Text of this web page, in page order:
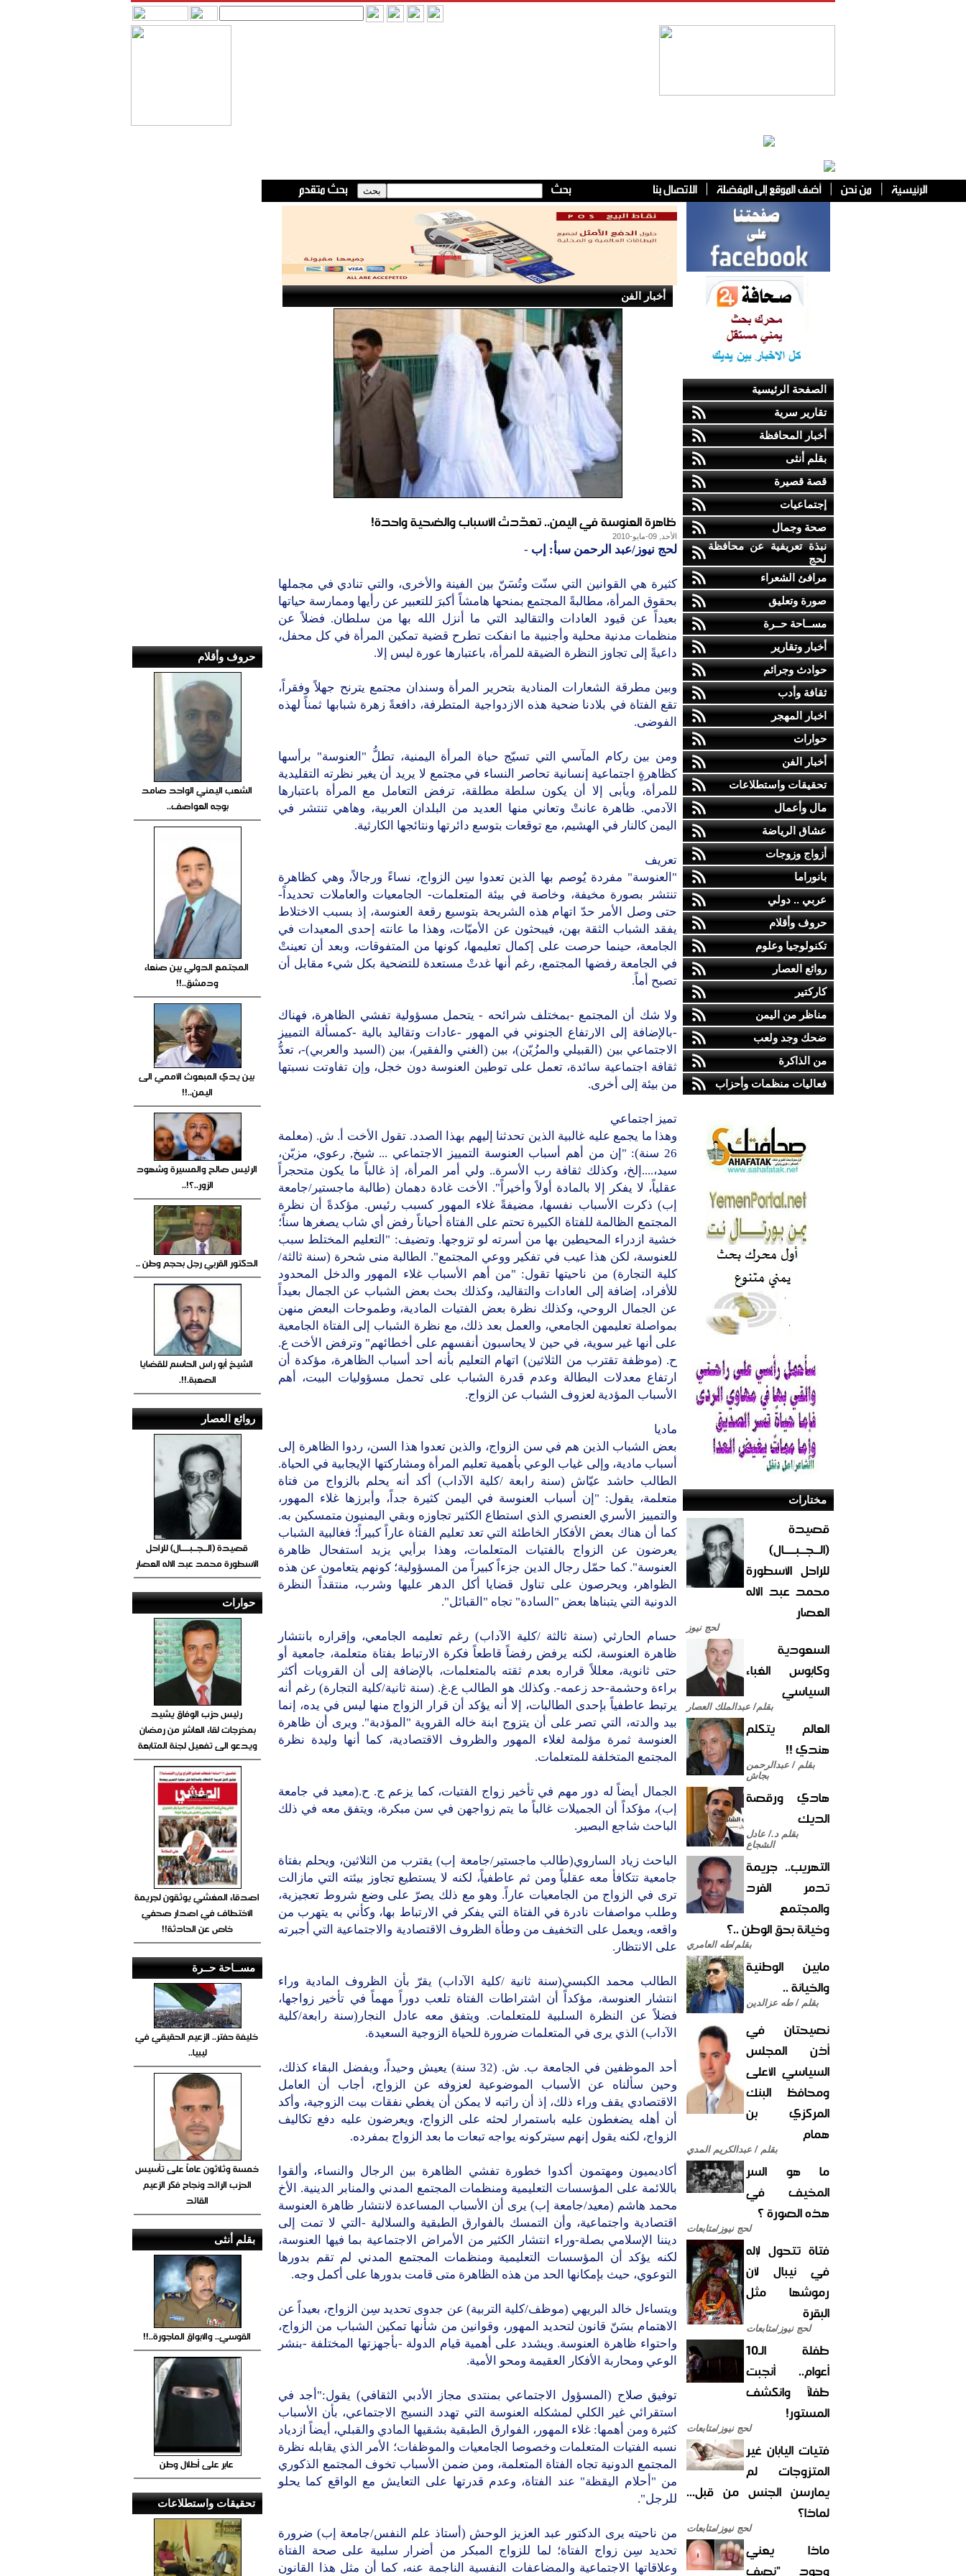
الصفحة الرئيسية
تقارير سرية
أخبار المحافظة
بقلم أنثى
قصة قصيرة
إجتماعيات
صحة وجمال
نبذة تعريفية عن محافظة
لحج
مرافئ الشعراء
صورة وتعليق
مســاحة حــرة
أخبار وتقارير
حوادث وجرائم
ثقافة وأدب
اخبار المهجر
حوارات
أخبار الفن
تحقيقات واستطلاعات
مال وأعمال
عشاق الرياضة
أزواج وزوجات
بانوراما
عربي .. دولي
حروف وأقلام
تكنولوجيا وعلوم
روائع العصار
كاركتير
مناظر من اليمن
ضحك وجد ولعب
من الذاكرة
فعاليات منظمات وأحزاب
مختارات
قصيدة
(الــجــبــــال)
للراحل الأسطورة
محمد عبد الاله
العصار
لحج نيوز
السعودية
وكابوس الغباء
السياسي
بقلم/ عبدالملك العصار
العالم يتكلم
هندي !!
بقلم / عبدالرحمن
بجاش
هادي ورقصة
الديك
بقلم د./ عادل
الشجاع
التهريب.. جريمة
تدمر الفرد
والمجتمع
وخيانة بحق الوطن ..؟
بقلم/طه العامري
مابين الوطنية
والخيانة ..
بقلم / طه عزالدين
نصيحتان في
أذن المجلس
السياسي الأعلى
ومحافظ البنك
المركزي بن
همام
بقلم / عبدالكريم المدي
ما هو السر
المخيف في
هذه الصورة ؟
لحج نيوز/متابعات
فتاة تتحول لإله
في نيبال لأن
رموشها مثل
البقرة
لحج نيوز/متابعات
طفلة الـ10
أعوام.. أنجبت
طفلاً وانكشف
المستور!
لحج نيوز/متابعات
فتيات اليابان غير
المتزوجات لم
يمارسن الجنس من قبل...
لماذا؟
لحج نيوز/متابعات
ماذا يعني
وجود "نصف
أخبار الفن
ظاهرة العنوسة في اليمن.. تعدّدتْ الأسباب والضحية واحدة!
الأحد, 09-مايو-2010
لحج نيوز/عبد الرحمن سبأ: إب -
كثيرة هي القوانين التي سنّت وتُسَنّ بين الفينة والأخرى، والتي تنادي في مجملها
بحقوق المرأة، مطالبةً المجتمع بمنحها هامشاً أكبرَ للتعبير عن رأيها وممارسة حياتها
بعيداً عن قيود العادات والتقاليد التي ما أنزل الله بها من سلطان. فضلاً عن
منظمات مدنية محلية وأجنبية ما انفكت تطرح قضية تمكين المرأة في كل محفل،
داعيةً إلى تجاوز النظرة الضيقة للمرأة، باعتبارها عورة ليس إلا.
وبين مطرقة الشعارات المنادية بتحرير المرأة وسندان مجتمع يترنح جهلاً وفقراً،
تقع الفتاة في بلادنا ضحية هذه الازدواجية المتطرفة، دافعةً زهرة شبابها ثمناً لهذه
الفوضى.
ومن بين ركام المآسي التي تسيّج حياة المرأة اليمنية، تطلُّ "العنوسة" برأسها
كظاهرةٍ اجتماعية إنسانية تحاصر النساء في مجتمع لا يريد أن يغير نظرته التقليدية
للمرأة، ويأبى إلا أن يكون سلطة مطلقة، ترفض التعامل مع المرأة باعتبارها
الآدمي. ظاهرة عانتْ وتعاني منها العديد من البلدان العربية، وهاهي تنتشر في
اليمن كالنار في الهشيم، مع توقعات بتوسع دائرتها ونتائجها الكارثية.
تعريف
"العنوسة" مفردة يُوصم بها الذين تعدوا سِن الزواج، نساءً ورجالاً، وهي كظاهرة
تنتشر بصورة مخيفة، وخاصة في بيئة المتعلمات- الجامعيات والعاملات تحديداً-
حتى وصل الأمر حدّ اتهام هذه الشريحة بتوسيع رقعة العنوسة، إذ بسبب الاختلاط
يفقد الشباب الثقة بهن، فيبحثون عن الأميّات، وهذا ما عانته إحدى المعيدات في
الجامعة، حينما حرصت على إكمال تعليمها، كونها من المتفوقات، وبعد أن تعينتْ
في الجامعة رفضها المجتمع، رغم أنها غدتْ مستعدة للتضحية بكل شيء مقابل أن
تصبح أماً.
ولا شك أن المجتمع -بمختلف شرائحه - يتحمل مسؤولية تفشي الظاهرة، فهناك
-بالإضافة إلى الارتفاع الجنوني في المهور -عادات وتقاليد بالية -كمسألة التمييز
الاجتماعي بين (القبيلي والمزُيّن)، بين (الغني والفقير)، بين (السيد والعربي)-، تعدُّ
ثقافة اجتماعية سائدة، تعمل على توطين العنوسة دون خجل، وإن تفاوتت نسبتها
من بيئة إلى أخرى.
تميز اجتماعي
وهذا ما يجمع عليه غالبية الذين تحدثنا إليهم بهذا الصدد. تقول الأخت أ. ش. (معلمة
26 سنة): "إن من أهم أسباب العنوسة التمييز الاجتماعي ... شيخ, رعوي، مزيّن،
سيد،....إلخ، وكذلك ثقافة رب الأسرة.. ولي أمر المرأة، إذ غالباً ما يكون متحجراً
عقلياً، لا يفكر إلا بالمادة أولاً وأخيراً". الأخت غادة دهمان (طالبة ماجستير/جامعة
إب) ذكرت الأسباب نفسها، مضيفةً غلاء المهور كسبب رئيس. مؤكدةً أن نظرة
المجتمع الظالمة للفتاة الكبيرة تحتم على الفتاة أحياناً رفض أي شاب يصغرها سناً؛
خشية ازدراء المحيطين بها من أسرته لو تزوجها. وتضيف: "التعليم المختلط سبب
للعنوسة، لكن هذا عيب في تفكير ووعي المجتمع". الطالبة منى شحرة (سنة ثالثة/
كلية التجارة) من ناحيتها تقول: "من أهم الأسباب غلاء المهور والدخل المحدود
للأفراد، إضافة إلى العادات والتقاليد، وكذلك بحث بعض الشباب عن الجمال بعيداً
عن الجمال الروحي، وكذلك نظرة بعض الفتيات المادية، وطموحات البعض منهن
بمواصلة تعليمهن الجامعي، والعمل بعد ذلك، مع نظرة الشباب إلى الفتاة الجامعية
على أنها غير سوية، في حين لا يحاسبون أنفسهم على أخطائهم" وترفض الأخت ع.
ح. (موظفة تقترب من الثلاثين) اتهام التعليم بأنه أحد أسباب الظاهرة، مؤكدة أن
ارتفاع معدلات البطالة وعدم قدرة الشباب على تحمل مسؤوليات البيت، أهم
الأسباب المؤدية لعزوف الشباب عن الزواج.
ماديا
بعض الشباب الذين هم في سن الزواج، والذين تعدوا هذا السن، ردوا الظاهرة إلى
أسباب مادية، وإلى غياب الوعي بأهمية تعليم المرأة ومشاركتها الإيجابية في الحياة.
الطالب حاشد عيّاش (سنة رابعة /كلية الآداب) أكد أنه يحلم بالزواج من فتاة
متعلمة، يقول: "إن أسباب العنوسة في اليمن كثيرة جداً، وأبرزها غلاء المهور،
والتمييز الأسري العنصري الذي استطاع الكثير تجاوزه وبقي اليمنيون متمسكين به.
كما أن هناك بعض الأفكار الخاطئة التي تعد تعليم الفتاة عاراً كبيراً؛ فغالبية الشباب
يعرضون عن الزواج بالفتيات المتعلمات، وهذا برأيي يزيد استفحال ظاهرة
العنوسة". كما حمّل رجال الدين جزءاً كبيراً من المسؤولية؛ كونهم يتعامون عن هذه
الظواهر، ويحرصون على تناول قضايا أكل الدهر عليها وشرب، منتقداً النظرة
الدونية التي يتبناها بعض "السادة" تجاه "القبائل".
حسام الحارثي (سنة ثالثة /كلية الآداب) رغم تعليمه الجامعي، وإقراره بانتشار
ظاهرة العنوسة، لكنه يرفض رفضاً قاطعاً فكرة الارتباط بفتاة متعلمة، جامعية أو
حتى ثانوية، معللاً قراره بعدم ثقته بالمتعلمات، بالإضافة إلى أن القرويات أكثر
براءة وحشمة-حد زعمه-. وكذلك هو الطالب ع.غ. (سنة ثانية/كلية التجارة) رغم أنه
يرتبط عاطفياً بإحدى الطالبات، إلا أنه يؤكد أن قرار الزواج منها ليس في يده، إنما
بيد والدته، التي تصر على أن يتزوج ابنة خاله القروية "المؤدبة". ويرى أن ظاهرة
العنوسة ثمرة مؤلمة لغلاء المهور والظروف الاقتصادية، كما أنها وليدة نظرة
المجتمع المتخلفة للمتعلمات.
الجمال أيضاً له دور مهم في تأخير زواج الفتيات، كما يزعم ج. ح.(معيد في جامعة
إب)، مؤكداً أن الجميلات غالباً ما يتم زواجهن في سن مبكرة، ويتفق معه في ذلك
الباحث شاجع البصير.
الباحث زياد الساروي(طالب ماجستير/جامعة إب) يقترب من الثلاثين، ويحلم بفتاة
جامعية تتكافأ معه عقلياً ومن ثم عاطفياً، لكنه لا يستطيع تجاوز بيئته التي مازالت
ترى في الزواج من الجامعيات عاراً. وهو مع ذلك يصرّ على وضع شروط تعجيزية،
وطلب مواصفات نادرة في الفتاة التي يفكر في الارتباط بها، وكأني به يتهرب من
واقعه، ويعمل على التخفيف من وطأة الظروف الاقتصادية والاجتماعية التي أجبرته
على الانتظار.
الطالب محمد الكبسي(سنة ثانية /كلية الآداب) يقرّ بأن الظروف المادية وراء
انتشار العنوسة، مؤكداً أن اشتراطات الفتاة تلعب دوراً مهماً في تأخير زواجها،
فضلاً عن النظرة السلبية للمتعلمات. ويتفق معه عادل النجار(سنة رابعة/كلية
الآداب) الذي يرى في المتعلمات ضرورة للحياة الزوجية السعيدة.
أحد الموظفين في الجامعة ب. ش. (32 سنة) يعيش وحيداً، ويفضل البقاء كذلك،
وحين سألناه عن الأسباب الموضوعية لعزوفه عن الزواج، أجاب أن العامل
الاقتصادي يقف وراء ذلك، إذ أن راتبه لا يمكن أن يغطي نفقات بيت الزوجية، وأكد
أن أهله يضغطون عليه باستمرار لحثه على الزواج، ويعرضون عليه دفع تكاليف
الزواج، لكنه يقول إنهم سيتركونه يواجه تبعات ما بعد الزواج بمفرده.
أكاديميون ومهتمون أكدوا خطورة تفشي الظاهرة بين الرجال والنساء، وألقوا
باللائمة على المؤسسات التعليمية ومنظمات المجتمع المدني والمنابر الدينية. الأخ
محمد هاشم (معيد/جامعة إب) يرى أن الأسباب المساعدة لانتشار ظاهرة العنوسة
اقتصادية واجتماعية، وأن التمسك بالفوارق الطبقية والسلالية -التي لا تمت إلى
ديننا الإسلامي بصلة-وراء انتشار الكثير من الأمراض الاجتماعية بما فيها العنوسة،
لكنه يؤكد أن المؤسسات التعليمية ومنظمات المجتمع المدني لم تقم بدورها
التوعوي، حيث بإمكانها الحد من هذه الظاهرة متى قامت بدورها على أكمل وجه.
ويتساءل خالد البريهي (موظف/كلية التربية) عن جدوى تحديد سِن الزواج، بعيداً عن
الاهتمام بسَنّ قانون لتحديد المهور، وقوانين من شأنها تمكين الشباب من الزواج،
واحتواء ظاهرة العنوسة. ويشدد على أهمية قيام الدولة -بأجهزتها المختلفة -بنشر
الوعي ومحاربة الأفكار العقيمة ومحو الأمية.
توفيق صلاح (المسؤول الاجتماعي بمنتدى مجاز الأدبي الثقافي) يقول:"أجد في
استقرائي غير الكلي لمشكله العنوسة التي تهدد النسيج الاجتماعي، بأن الأسباب
كثيرة ومن أهمها: غلاء المهور، الفوارق الطبقية بشقيها المادي والقبلي، أيضاً ازدياد
نسبه الفتيات المتعلمات وخصوصا الجامعيات والموظفات؛ الأمر الذي يقابله نظرة
المجتمع الدونية تجاه الفتاة المتعلمة، ومن ضمن الأسباب تخوف المجتمع الذكوري
من "أحلام اليقظة" عند الفتاة، وعدم قدرتها على التعايش مع الواقع كما يحلو
للرجل".
من ناحيته يرى الدكتور عبد العزيز الوحش (أستاذ علم النفس/جامعة إب) ضرورة
تحديد سِن زواج الفتاة؛ لما للزواج المبكر من أضرار سلبية على صحة الفتاة
وعلاقاتها الاجتماعية والمضاعفات النفسية الناجمة عنه، كما أن مثل هذا القانون
حروف وأقلام
الشعب اليمني الواحد صامد
بوجه العواصف..
المجتمع الدولي بين صنعاء
ودمشق..!!
بين يدي المبعوث الأممي الى
اليمن..!!
الرئيس صالح والمسيرة وشهود
الزور..؟!..
الدكتور القربي رجل بحجم وطن ..
الشيخ أبو راس الحاسم للقضايا
الصعبة.!!.
روائع العصار
قصيدة (الــجــبــــال) للراحل
الأسطورة محمد عبد الاله العصار
حوارات
رئيس حزب الوفاق يشيد
بمخرجات لقاء العاشر من رمضان
ويدعو الى تفعيل لجنة المتابعة
اصدقاء المغشي يوثقون لجريمة
الاختطاف في اصدار صحفي
خاص عن الحادثة!!
مســاحة حــرة
خليفة حفتر.. الزعيم الحقيقي في
ليبيا..
خمسة وثلاثون عاماً على تأسيس
الحزب الرائد ونجاح فكر الزعيم
القائد
بقلم أنثى
القوسي.. والابواق الماجورة..!!
عابر على أطلال وطن
تحقيقات واستطلاعات